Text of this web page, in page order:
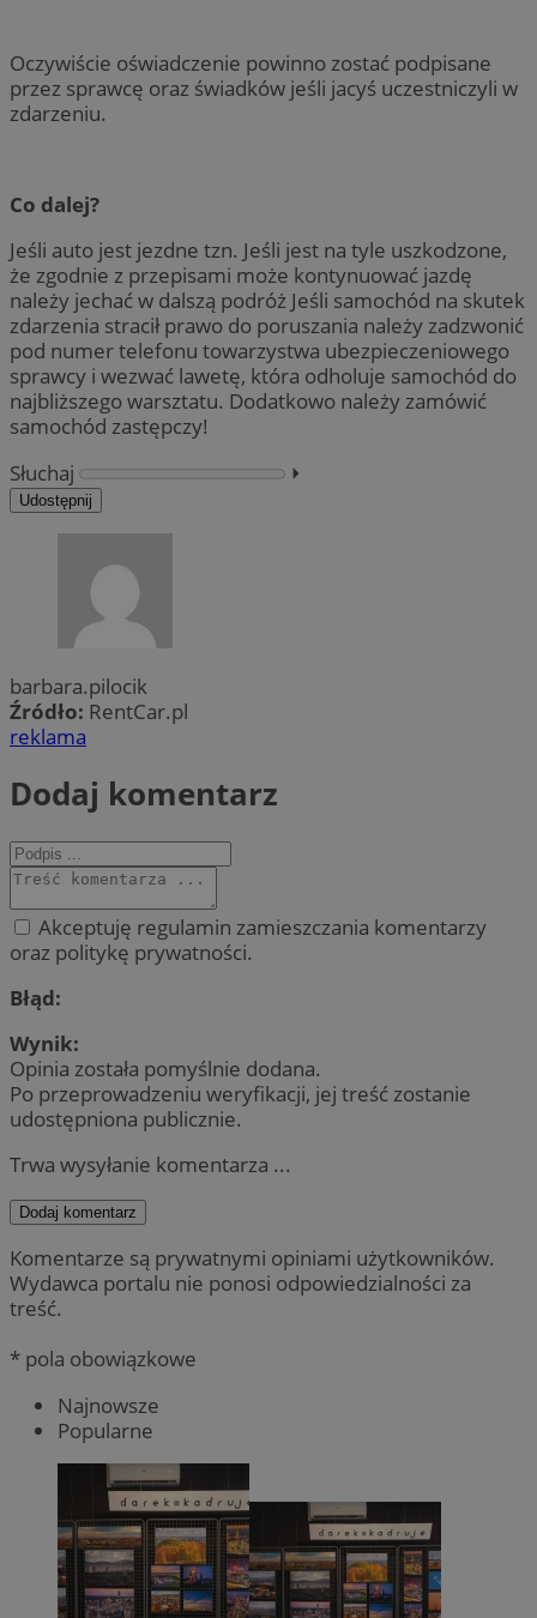
Oczywiście oświadczenie powinno zostać podpisane
przez sprawcę oraz świadków jeśli jacyś uczestniczyli w
zdarzeniu.
Co dalej?
Jeśli auto jest jezdne tzn. Jeśli jest na tyle uszkodzone,
że zgodnie z przepisami może kontynuować jazdę
należy jechać w dalszą podróż Jeśli samochód na skutek
zdarzenia stracił prawo do poruszania należy zadzwonić
pod numer telefonu towarzystwa ubezpieczeniowego
sprawcy i wezwać lawetę, która odholuje samochód do
najbliższego warsztatu. Dodatkowo należy zamówić
samochód zastępczy!
Słuchaj
⏵︎
Udostępnij
barbara.pilocik
Źródło: RentCar.pl
reklama
Dodaj komentarz
Akceptuję regulamin zamieszczania komentarzy
oraz politykę prywatności.
Błąd:
Wynik:
Opinia została pomyślnie dodana.
Po przeprowadzeniu weryfikacji, jej treść zostanie
udostępniona publicznie.
Trwa wysyłanie komentarza ...
Dodaj komentarz
Komentarze są prywatnymi opiniami użytkowników.
Wydawca portalu nie ponosi odpowiedzialności za
treść.
* pola obowiązkowe
Najnowsze
Popularne